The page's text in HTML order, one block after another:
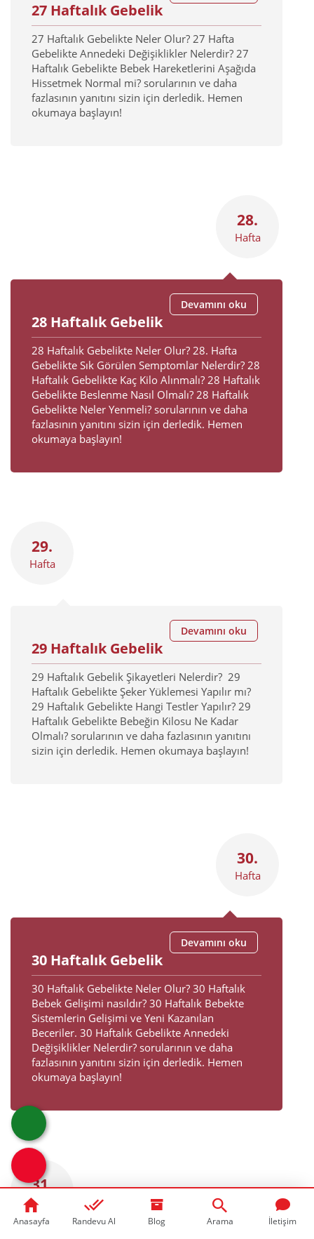
27 Haftalık Gebelik
27 Haftalık Gebelikte Neler Olur? 27 Hafta
Gebelikte Annedeki Değişiklikler Nelerdir? 27
Haftalık Gebelikte Bebek Hareketlerini Aşağıda
Hissetmek Normal mi? sorularının ve daha
fazlasının yanıtını sizin için derledik. Hemen
okumaya başlayın!
28.
Hafta
28 Haftalık Gebelik
28 Haftalık Gebelikte Neler Olur? 28. Hafta
Gebelikte Sık Görülen Semptomlar Nelerdir? 28
Haftalık Gebelikte Kaç Kilo Alınmalı? 28 Haftalık
Gebelikte Beslenme Nasıl Olmalı? 28 Haftalık
Gebelikte Neler Yenmeli? sorularının ve daha
fazlasının yanıtını sizin için derledik. Hemen
okumaya başlayın!
Devamını oku
29.
Hafta
29 Haftalık Gebelik
29 Haftalık Gebelik Şikayetleri Nelerdir? 29
Haftalık Gebelikte Şeker Yüklemesi Yapılır mı?
29 Haftalık Gebelikte Hangi Testler Yapılır? 29
Haftalık Gebelikte Bebeğin Kilosu Ne Kadar
Olmalı? sorularının ve daha fazlasının yanıtını
sizin için derledik. Hemen okumaya başlayın!
Devamını oku
30.
Hafta
30 Haftalık Gebelik
30 Haftalık Gebelikte Neler Olur? 30 Haftalık
Bebek Gelişimi nasıldır? 30 Haftalık Bebekte
Sistemlerin Gelişimi ve Yeni Kazanılan
Beceriler. 30 Haftalık Gebelikte Annedeki
Değişiklikler Nelerdir? sorularının ve daha
fazlasının yanıtını sizin için derledik. Hemen
okumaya başlayın!
Devamını oku
31.
Hafta
Anasayfa Randevu Al Blog Arama İletişim